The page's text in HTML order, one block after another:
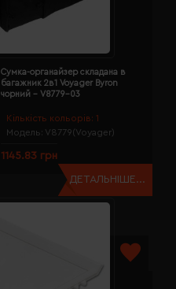
Кількість кольорів: 1
Модель: V8779(Voyager)
Сумка-органайзер складана в
багажник 2в1 Voyager Byron
чорний - V8779-03
1145.83 грн
ДЕТАЛЬНІШЕ...